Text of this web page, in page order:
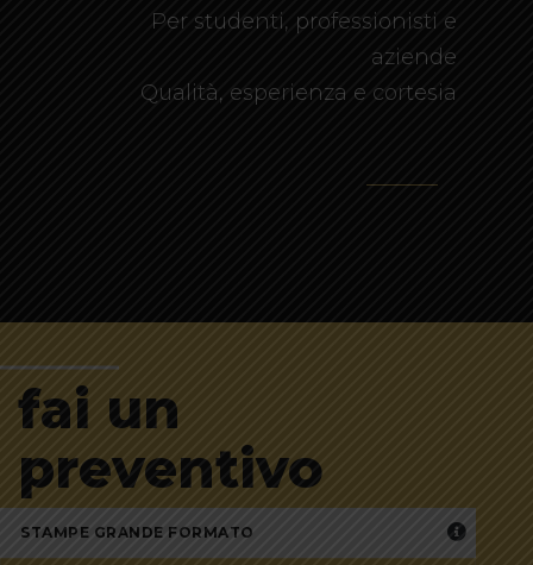
Per studenti, professionisti e
aziende
Qualità, esperienza e cortesia
fai un
preventivo
STAMPE GRANDE FORMATO